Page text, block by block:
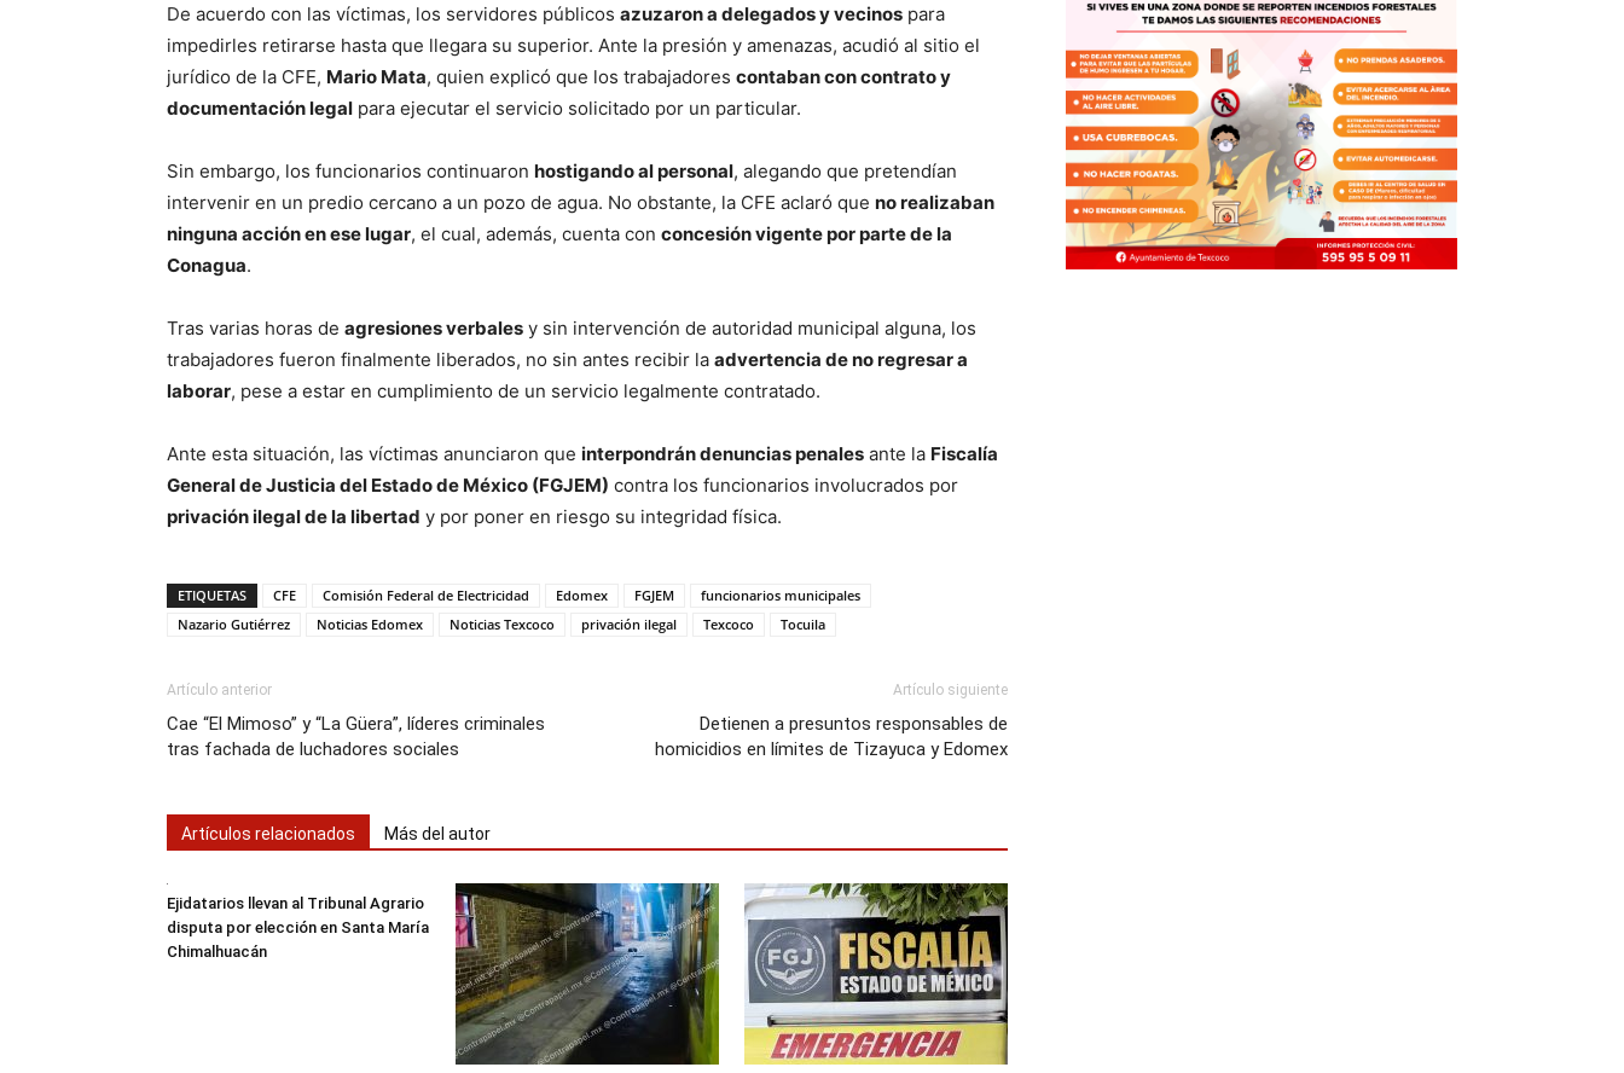
De acuerdo con las víctimas, los servidores públicos azuzaron a delegados y vecinos para
impedirles retirarse hasta que llegara su superior. Ante la presión y amenazas, acudió al sitio el
jurídico de la CFE, Mario Mata, quien explicó que los trabajadores contaban con contrato y
documentación legal para ejecutar el servicio solicitado por un particular.
Sin embargo, los funcionarios continuaron hostigando al personal, alegando que pretendían
intervenir en un predio cercano a un pozo de agua. No obstante, la CFE aclaró que no realizaban
ninguna acción en ese lugar, el cual, además, cuenta con concesión vigente por parte de la
Conagua.
Tras varias horas de agresiones verbales y sin intervención de autoridad municipal alguna, los
trabajadores fueron finalmente liberados, no sin antes recibir la advertencia de no regresar a
laborar, pese a estar en cumplimiento de un servicio legalmente contratado.
Ante esta situación, las víctimas anunciaron que interpondrán denuncias penales ante la Fiscalía
General de Justicia del Estado de México (FGJEM) contra los funcionarios involucrados por
privación ilegal de la libertad y por poner en riesgo su integridad física.
ETIQUETAS CFE Comisión Federal de Electricidad Edomex FGJEM
funcionarios municipales
Nazario Gutiérrez
Noticias Edomex Noticias Texcoco privación ilegal Texcoco Tocuila
Artículo anterior
Cae “El Mimoso” y “La Güera”, líderes criminales
tras fachada de luchadores sociales
Artículo siguiente
Detienen a presuntos responsables de
homicidios en límites de Tizayuca y Edomex
Artículos relacionados Más del autor
Ejidatarios llevan al Tribunal Agrario
disputa por elección en Santa María
Chimalhuacán